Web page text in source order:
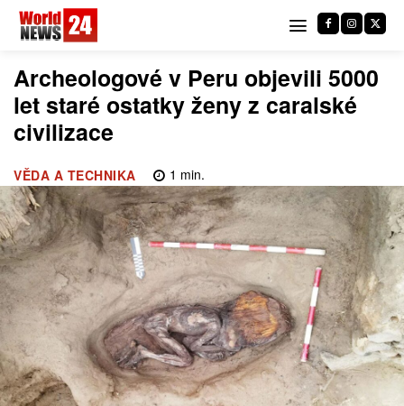
Archeologové v Peru objevili 5000
let staré ostatky ženy z caralské
civilizace
VĚDA A TECHNIKA 1 min.